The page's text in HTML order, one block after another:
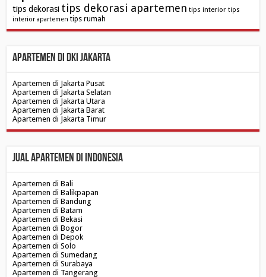
tips dekorasi tips dekorasi apartemen tips interior tips
interior apartemen tips rumah
Apartemen di DKI Jakarta
Apartemen di Jakarta Pusat
Apartemen di Jakarta Selatan
Apartemen di Jakarta Utara
Apartemen di Jakarta Barat
Apartemen di Jakarta Timur
Jual Apartemen di Indonesia
Apartemen di Bali
Apartemen di Balikpapan
Apartemen di Bandung
Apartemen di Batam
Apartemen di Bekasi
Apartemen di Bogor
Apartemen di Depok
Apartemen di Solo
Apartemen di Sumedang
Apartemen di Surabaya
Apartemen di Tangerang